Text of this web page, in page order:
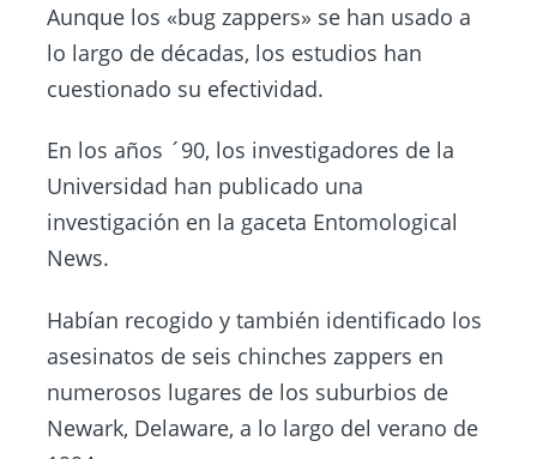
Aunque los «bug zappers» se han usado a
lo largo de décadas, los estudios han
cuestionado su efectividad.
En los años ´90, los investigadores de la
Universidad han publicado una
investigación en la gaceta Entomological
News.
Habían recogido y también identificado los
asesinatos de seis chinches zappers en
numerosos lugares de los suburbios de
Newark, Delaware, a lo largo del verano de